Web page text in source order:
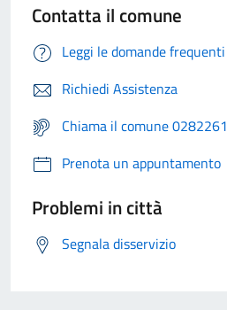
Contatta il comune
Leggi le domande frequenti
Richiedi Assistenza
Chiama il comune 0282261
Prenota un appuntamento
Problemi in città
Segnala disservizio